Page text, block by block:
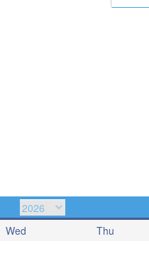
Wed Thu